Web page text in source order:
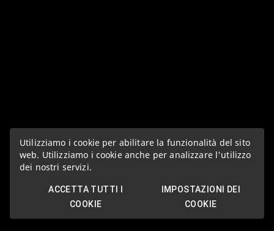
Utilizziamo i cookie per abilitare la funzionalità del sito
web. Utilizziamo i cookie anche per analizzare l'utilizzo
dei nostri servizi.
ACCETTA TUTTI I
COOKIE
IMPOSTAZIONI DEI
COOKIE